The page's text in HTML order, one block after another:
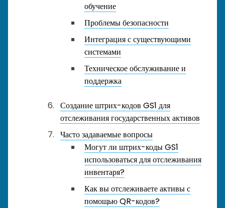
обучение
Проблемы безопасности
Интеграция с существующими
системами
Техническое обслуживание и
поддержка
Создание штрих-кодов GS1 для
отслеживания государственных активов
Часто задаваемые вопросы
Могут ли штрих-коды GS1
использоваться для отслеживания
инвентаря?
Как вы отслеживаете активы с
помощью QR-кодов?